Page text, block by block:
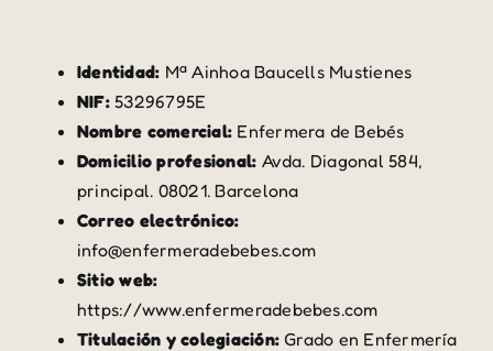
Identidad: Mª Ainhoa Baucells Mustienes
NIF:53296795E
Nombre comercial: Enfermera de Bebés
Domicilio profesional: Avda. Diagonal 584,
principal. 08021. Barcelona
Correo electrónico:
info@enfermeradebebes.com
Sitio web:
https://www.enfermeradebebes.com
Titulación y colegiación: Grado en Enfermería